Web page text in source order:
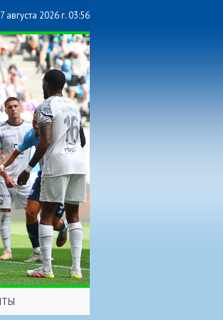
7 августа 2026 г. 03:56